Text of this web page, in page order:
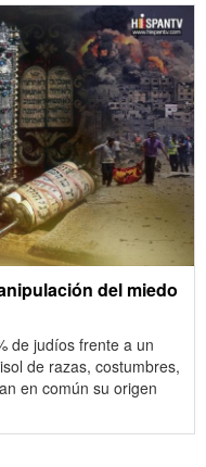
del miedo
de judíos frente a un
de razas, costumbres,
en común su origen